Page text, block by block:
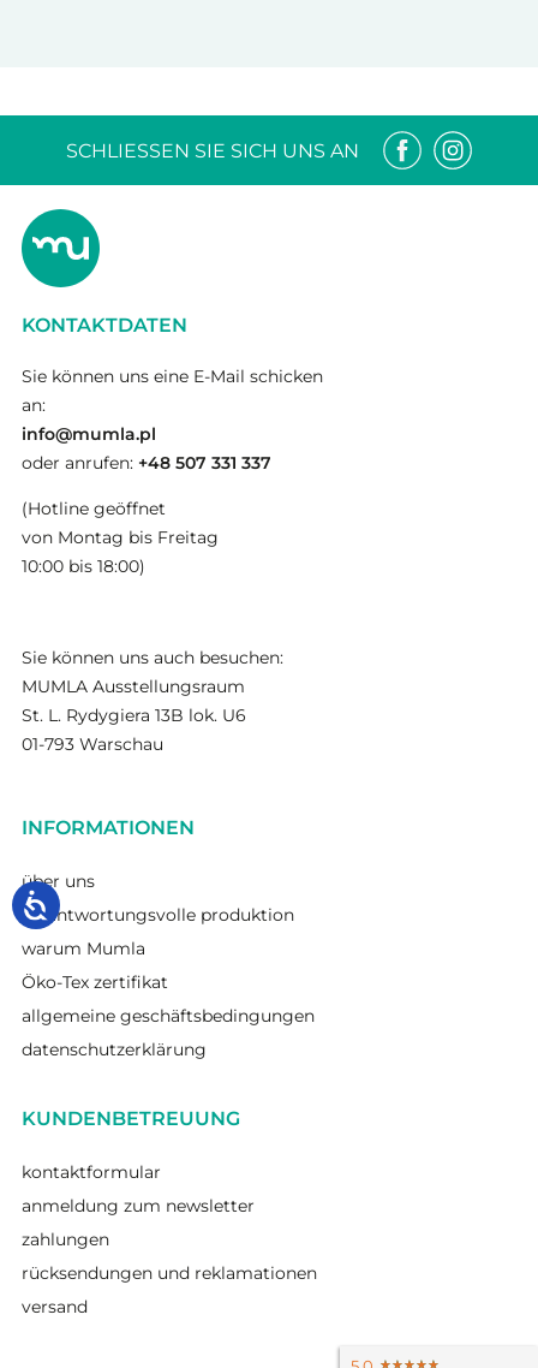
SCHLIESSEN SIE SICH UNS AN
KONTAKTDATEN
Sie können uns eine E-Mail schicken
an:
info@mumla.pl
oder anrufen: +48 507 331 337
(Hotline geöffnet
von Montag bis Freitag
10:00 bis 18:00)
Sie können uns auch besuchen:
MUMLA Ausstellungsraum
St. L. Rydygiera 13B lok. U6
01-793 Warschau
INFORMATIONEN
über uns
verantwortungsvolle produktion
warum Mumla
Öko-Tex zertifikat
allgemeine geschäftsbedingungen
datenschutzerklärung
KUNDENBETREUUNG
kontaktformular
anmeldung zum newsletter
zahlungen
rücksendungen und reklamationen
versand
★★★★★
★★★★★